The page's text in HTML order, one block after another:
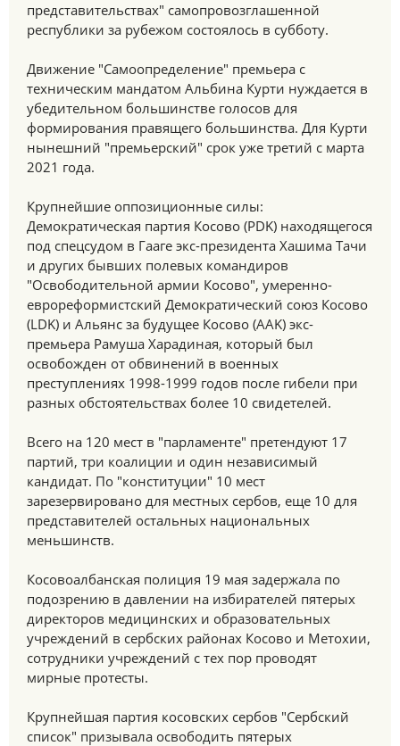
представительствах" самопровозглашенной
республики за рубежом состоялось в субботу.
Движение "Самоопределение" премьера с
техническим мандатом Альбина Курти нуждается в
убедительном большинстве голосов для
формирования правящего большинства. Для Курти
нынешний "премьерский" срок уже третий с марта
2021 года.
Крупнейшие оппозиционные силы:
Демократическая партия Косово (PDK) находящегося
под спецсудом в Гааге экс-президента Хашима Тачи
и других бывших полевых командиров
"Освободительной армии Косово", умеренно-
еврореформистский Демократический союз Косово
(LDK) и Альянс за будущее Косово (AAK) экс-
премьера Рамуша Харадиная, который был
освобожден от обвинений в военных
преступлениях 1998-1999 годов после гибели при
разных обстоятельствах более 10 свидетелей.
Всего на 120 мест в "парламенте" претендуют 17
партий, три коалиции и один независимый
кандидат. По "конституции" 10 мест
зарезервировано для местных сербов, еще 10 для
представителей остальных национальных
меньшинств.
Косовоалбанская полиция 19 мая задержала по
подозрению в давлении на избирателей пятерых
директоров медицинских и образовательных
учреждений в сербских районах Косово и Метохии,
сотрудники учреждений с тех пор проводят
мирные протесты.
Крупнейшая партия косовских сербов "Сербский
список" призывала освободить пятерых